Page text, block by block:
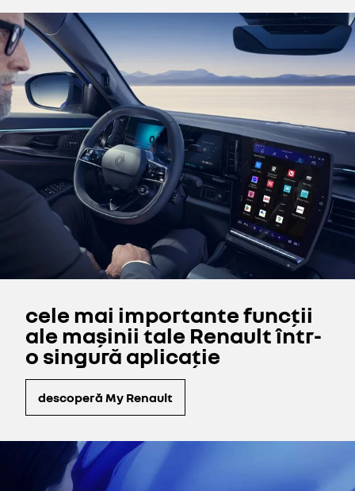
cele mai importante funcții
ale mașinii tale Renault într-
o singură aplicație
descoperă My Renault